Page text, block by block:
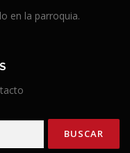
en la parroquia.